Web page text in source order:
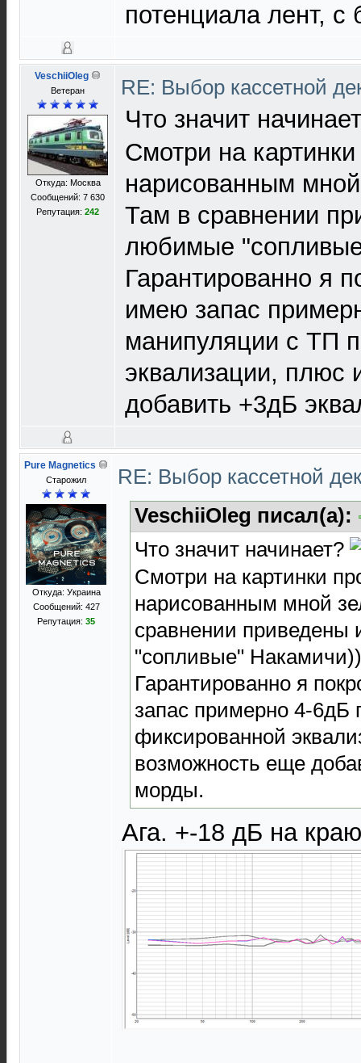
потенциала лент,
VeschiiOleg
Ветеран
Откуда: Москва
Сообщений: 7 630
Репутация: 242
RE: Выбор кассетной
Что значит
Смотри на
нарисованным
Там в сравнении
любимые
Гарантированно я
имею запас
манипуляции с ТП
эквализации,
добавить +3дБ
Pure Magnetics
Старожил
Откуда: Украина
Сообщений: 427
Репутация: 35
RE: Выбор кассетной
VeschiiOleg писал(а):
Что значит начинает?
Смотри на картинки
нарисованным мной
сравнении
"сопливые"
Гарантированно я
запас примерно 4-
фиксированной
возможность еще
морды.
Ага. +-18 дБ на